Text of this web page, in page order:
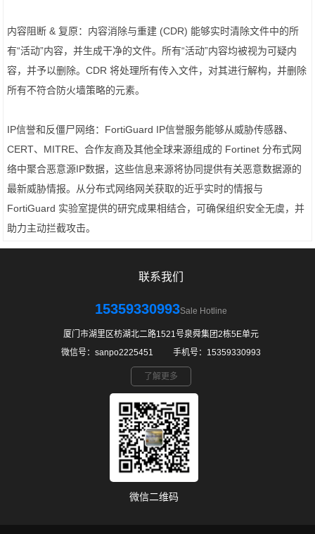
内容阻断 & 复原：内容消除与重建 (CDR) 能够实时清除文件中的所
有“活动”内容，并生成干净的文件。所有“活动”内容均被视为可疑内
容，并予以删除。CDR 将处理所有传入文件，对其进行解构，并删除
所有不符合防火墙策略的元素。
IP信誉和反僵尸网络：FortiGuard IP信誉服务能够从威胁传感器、
CERT、MITRE、合作友商及其他全球来源组成的 Fortinet 分布式网
络中聚合恶意源IP数据，这些信息来源将协同提供有关恶意数据源的
最新威胁情报。从分布式网络网关获取的近乎实时的情报与
FortiGuard 实验室提供的研究成果相结合，可确保组织安全无虞，并
助力主动拦截攻击。
联系我们
15359330993Sale Hotline
厦门市湖里区枋湖北二路1521号泉舜集团2栋5E单元
微信号：sanpo2225451 ㅤ ㅤ手机号：15359330993
了解更多
微信二维码